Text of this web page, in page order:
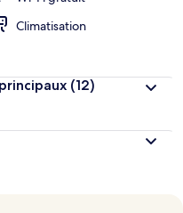
Climatisation
(12)